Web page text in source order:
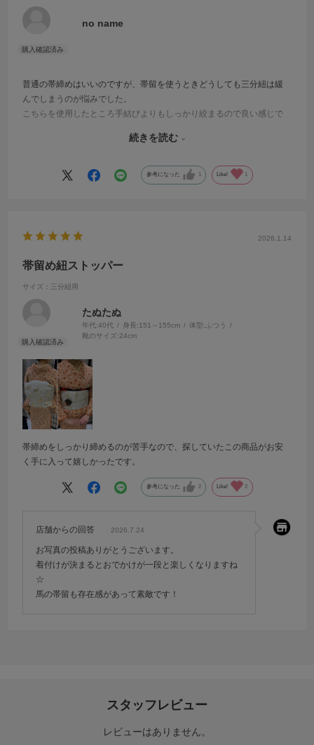
no name
普通の帯締めはいいのですが、帯留を使うときどうしても三分紐は緩
んでしまうのが悩みでした。
こちらを使用したところ手結びよりもしっかり絞まるので良い感じで
説明書きに「このように片方だけ通せば…」と写真付きで載っていま
続きを読む
参考になった 1 Like! 1
2026.1.14
帯留め紐ストッパー
サイズ：三分紐用
たぬたぬ
年代:40代 身長:151～155cm 体型: ふつう
靴のサイズ:24cm
帯締めをしっかり締めるのが苦手なので、探していたこの商品がお安
く手に入って嬉しかったです。
参考になった 2 Like! 2
店舗からの回答 2026.7.24
お写真の投稿ありがとうございます。
着付けが決まるとおでかけが一段と楽しくなりますね
☆
馬の帯留も存在感があって素敵です！
スタッフレビュー
レビューはありません。